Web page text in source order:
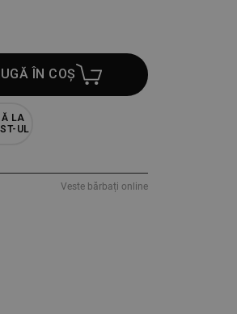
ÎN COȘ
LA
UL
Veste bărbați online